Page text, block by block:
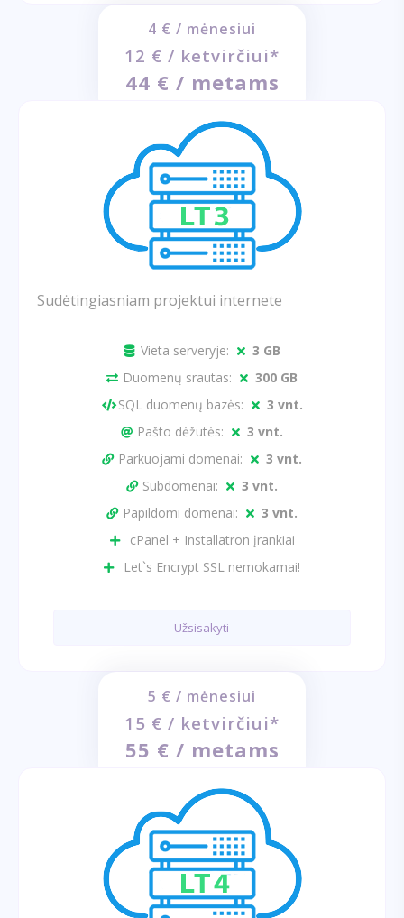
4 € / mėnesiui
12 € / ketvirčiui*
44 € / metams
Sudėtingiasniam projektui internete
Vieta serveryje:
3 GB
Duomenų srautas:
300 GB
SQL duomenų bazės:
3 vnt.
Pašto dėžutės:
3 vnt.
Parkuojami domenai:
3 vnt.
Subdomenai:
3 vnt.
Papildomi domenai:
3 vnt.
cPanel + Installatron įrankiai
Let`s Encrypt SSL nemokamai!
Užsisakyti
5 € / mėnesiui
15 € / ketvirčiui*
55 € / metams